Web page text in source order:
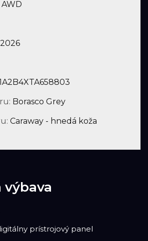
AWD
2026
Borasco Grey
Caraway - hnedá koža
výbava
prístrojový panel